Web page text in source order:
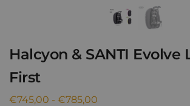
Halcyon & SANTI Evolve
First
€745,00 - €785,00